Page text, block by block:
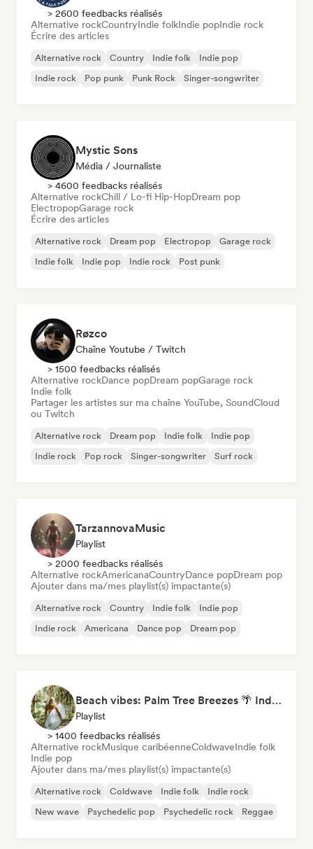
> 2600 feedbacks réalisés
Alternative rockCountryIndie folkIndie popIndie rock
Écrire des articles
Alternative rock Country Indie folk
Indie pop
Indie rock
Pop punk Punk Rock Singer-songwriter
Mystic Sons
Média / Journaliste
> 4600 feedbacks réalisés
Alternative rockChill / Lo-fi Hip-HopDream pop
ElectropopGarage rock
Écrire des articles
Alternative rock Dream pop Electropop
Garage rock
Indie folk
Indie pop Indie rock Post punk
Røzco
Chaîne Youtube / Twitch
> 1500 feedbacks réalisés
Alternative rockDance popDream popGarage rock
Indie folk
Partager les artistes sur ma chaîne YouTube, SoundCloud
ou Twitch
Alternative rock Dream pop Indie folk
Indie pop
Indie rock
Pop rock Singer-songwriter Surf rock
TarzannovaMusic
Playlist
> 2000 feedbacks réalisés
Alternative rockAmericanaCountryDance popDream pop
Ajouter dans ma/mes playlist(s) impactante(s)
Alternative rock Country Indie folk
Indie pop
Indie rock
Americana Dance pop Dream pop
Beach vibes: Palm Tree Breezes 🌴 Indie Folk, Acoustic & Singer-Songwriter
Playlist
> 1400 feedbacks réalisés
Alternative rockMusique caribéenneColdwaveIndie folk
Indie pop
Ajouter dans ma/mes playlist(s) impactante(s)
Alternative rock Coldwave Indie folk
Indie rock
New wave
Psychedelic pop Psychedelic rock Reggae